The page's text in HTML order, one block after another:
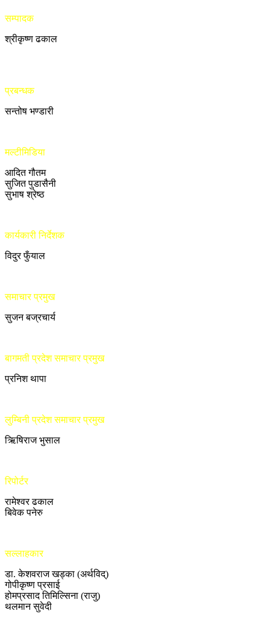
सम्पादक
श्रीकृष्ण ढकाल
प्रबन्धक
सन्तोष भण्डारी
मल्टीमिडिया
आदित गौतम
सुजित पुडासैनी
सुभाष श्रेष्ठ
कार्यकारी निर्देशक
विदुर फुँयाल
समाचार प्रमुख
सुजन बज्रचार्य
बागमती प्रदेश समाचार प्रमुख
प्रनिश थापा
लुम्बिनी प्रदेश समाचार प्रमुख
ऋिषिराज भुसाल
रिपोर्टर
रामेश्वर ढकाल
बिवेक पनेरु
सल्लाहकार
डा. केशवराज खड्का (अर्थविद्)
गोपीकृष्ण प्रसाई
होमप्रसाद तिमिल्सिना (राजु)
थलमान सुवेदी